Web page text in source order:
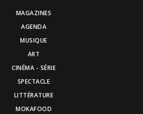
MAGAZINES
AGENDA
MUSIQUE
ART
CINÉMA - SÉRIE
SPECTACLE
LITTÉRATURE
MOKAFOOD